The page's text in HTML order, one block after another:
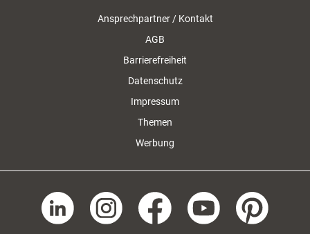
Ansprechpartner / Kontakt
AGB
Barrierefreiheit
Datenschutz
Impressum
Themen
Werbung